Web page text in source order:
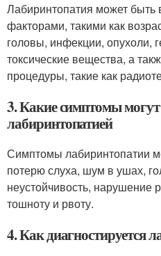
Лабиринтопатия может
факторами, такими как
головы, инфекции, опухоли,
токсические вещества, а
процедуры, такие как
3. Какие симптомы
лабиринтопатией
Симптомы лабиринтопатии
потерю слуха, шум в ушах,
неустойчивость, нарушение
тошноту и рвоту.
4. Как диагностируется